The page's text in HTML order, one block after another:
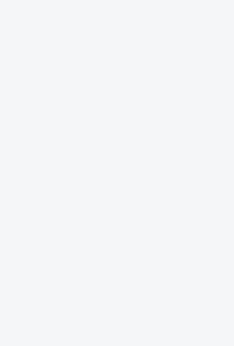
Une question, un
💬 Réagir à cet article
Publiez votre
BITCOIN,
disponibles... : à